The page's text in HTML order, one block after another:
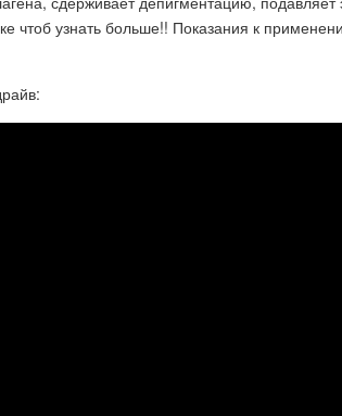
чтоб узнать больше!! Показания к